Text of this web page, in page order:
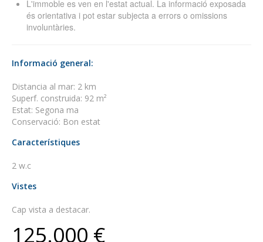
L'immoble es ven en l'estat actual. La informació exposada
és orientativa i pot estar subjecta a errors o omissions
involuntàries.
Informació general:
Distancia al mar: 2 km
Superf. construida: 92 m²
Estat: Segona ma
Conservació: Bon estat
Característiques
2 w.c
Vistes
Cap vista a destacar.
125.000 €